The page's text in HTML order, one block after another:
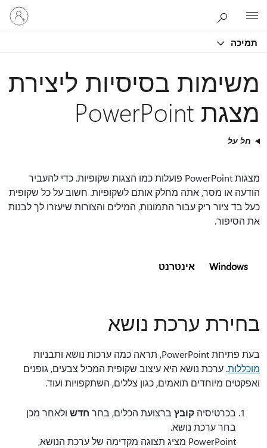
תמיכה
היכנס
לחשבון
שלך
משימות בסיסיות ליצירת
מצגת PowerPoint
חל על
מצגות PowerPoint פועלות כמו הצגות שקופיות. כדי להעביר
הודעה או מסר, אתה מחלק אותם לשקופיות. חשוב על כל שקופית
כעל בד ציור ריק עבור התמונות, המילים והצורות שיעזרו לך לבנות
את הסיפור.
Windows אינטרנט
בחירת ערכת נושא
בעת פתיחת PowerPoint, תראה כמה ערכות נושא ותבניות
מוכללות. ערכת נושא היא עיצוב שקופית המכיל צבעים, גופנים
ואפקטים מיוחדים תואמים, כגון צללים, השתקפויות ועוד.
בכרטיסיה קובץ ברצועת הכלים, בחר חדש ולאחר מכן
בחר ערכת נושא.
PowerPoint מציג תצוגה מקדימה של ערכת הנושא,